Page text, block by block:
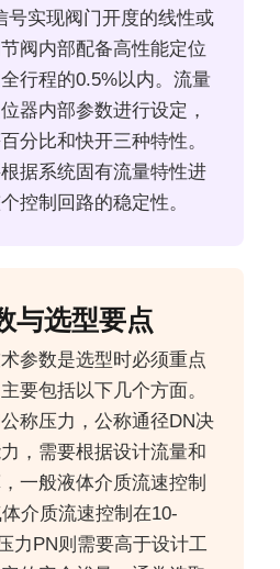
号实现阀门开度的线性或
阀内部配备高性能定位
行程的0.5%以内。流量
器内部参数进行设定，
分比和快开三种特性。
据系统固有流量特性进
控制回路的稳定性。
与选型要点
参数是选型时必须重点
要包括以下几个方面。
称压力，公称通径DN决
，需要根据设计流量和
一般液体介质流速控制
介质流速控制在10-
力PN则需要高于设计工